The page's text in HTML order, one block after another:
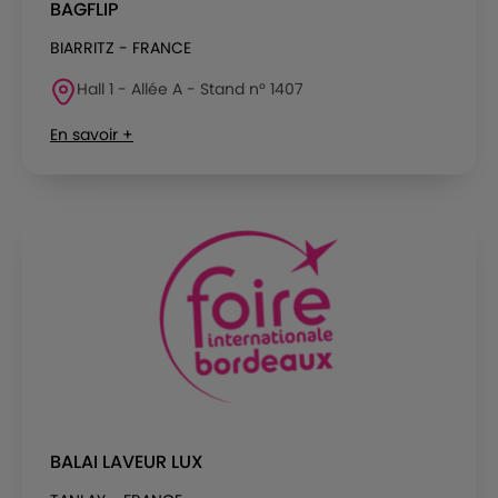
BAGFLIP
BIARRITZ - FRANCE
Hall 1 - Allée A - Stand n° 1407
En savoir +
BALAI LAVEUR LUX